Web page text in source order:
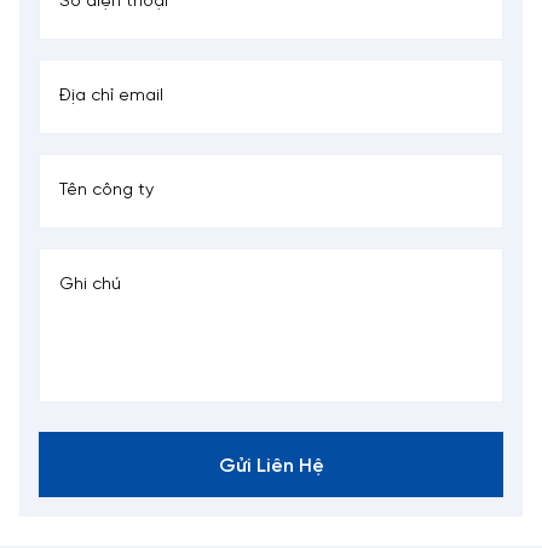
Gửi Liên Hệ